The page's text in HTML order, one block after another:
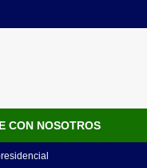
CON NOSOTROS